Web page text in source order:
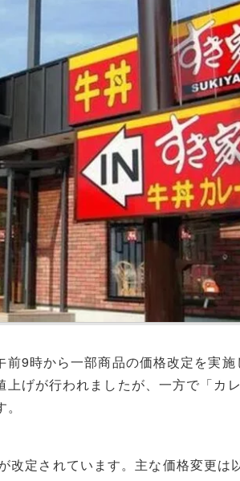
9時から一部商品の価格改定を実
げが行われましたが、一方で「カ
定されています。主な価格変更は